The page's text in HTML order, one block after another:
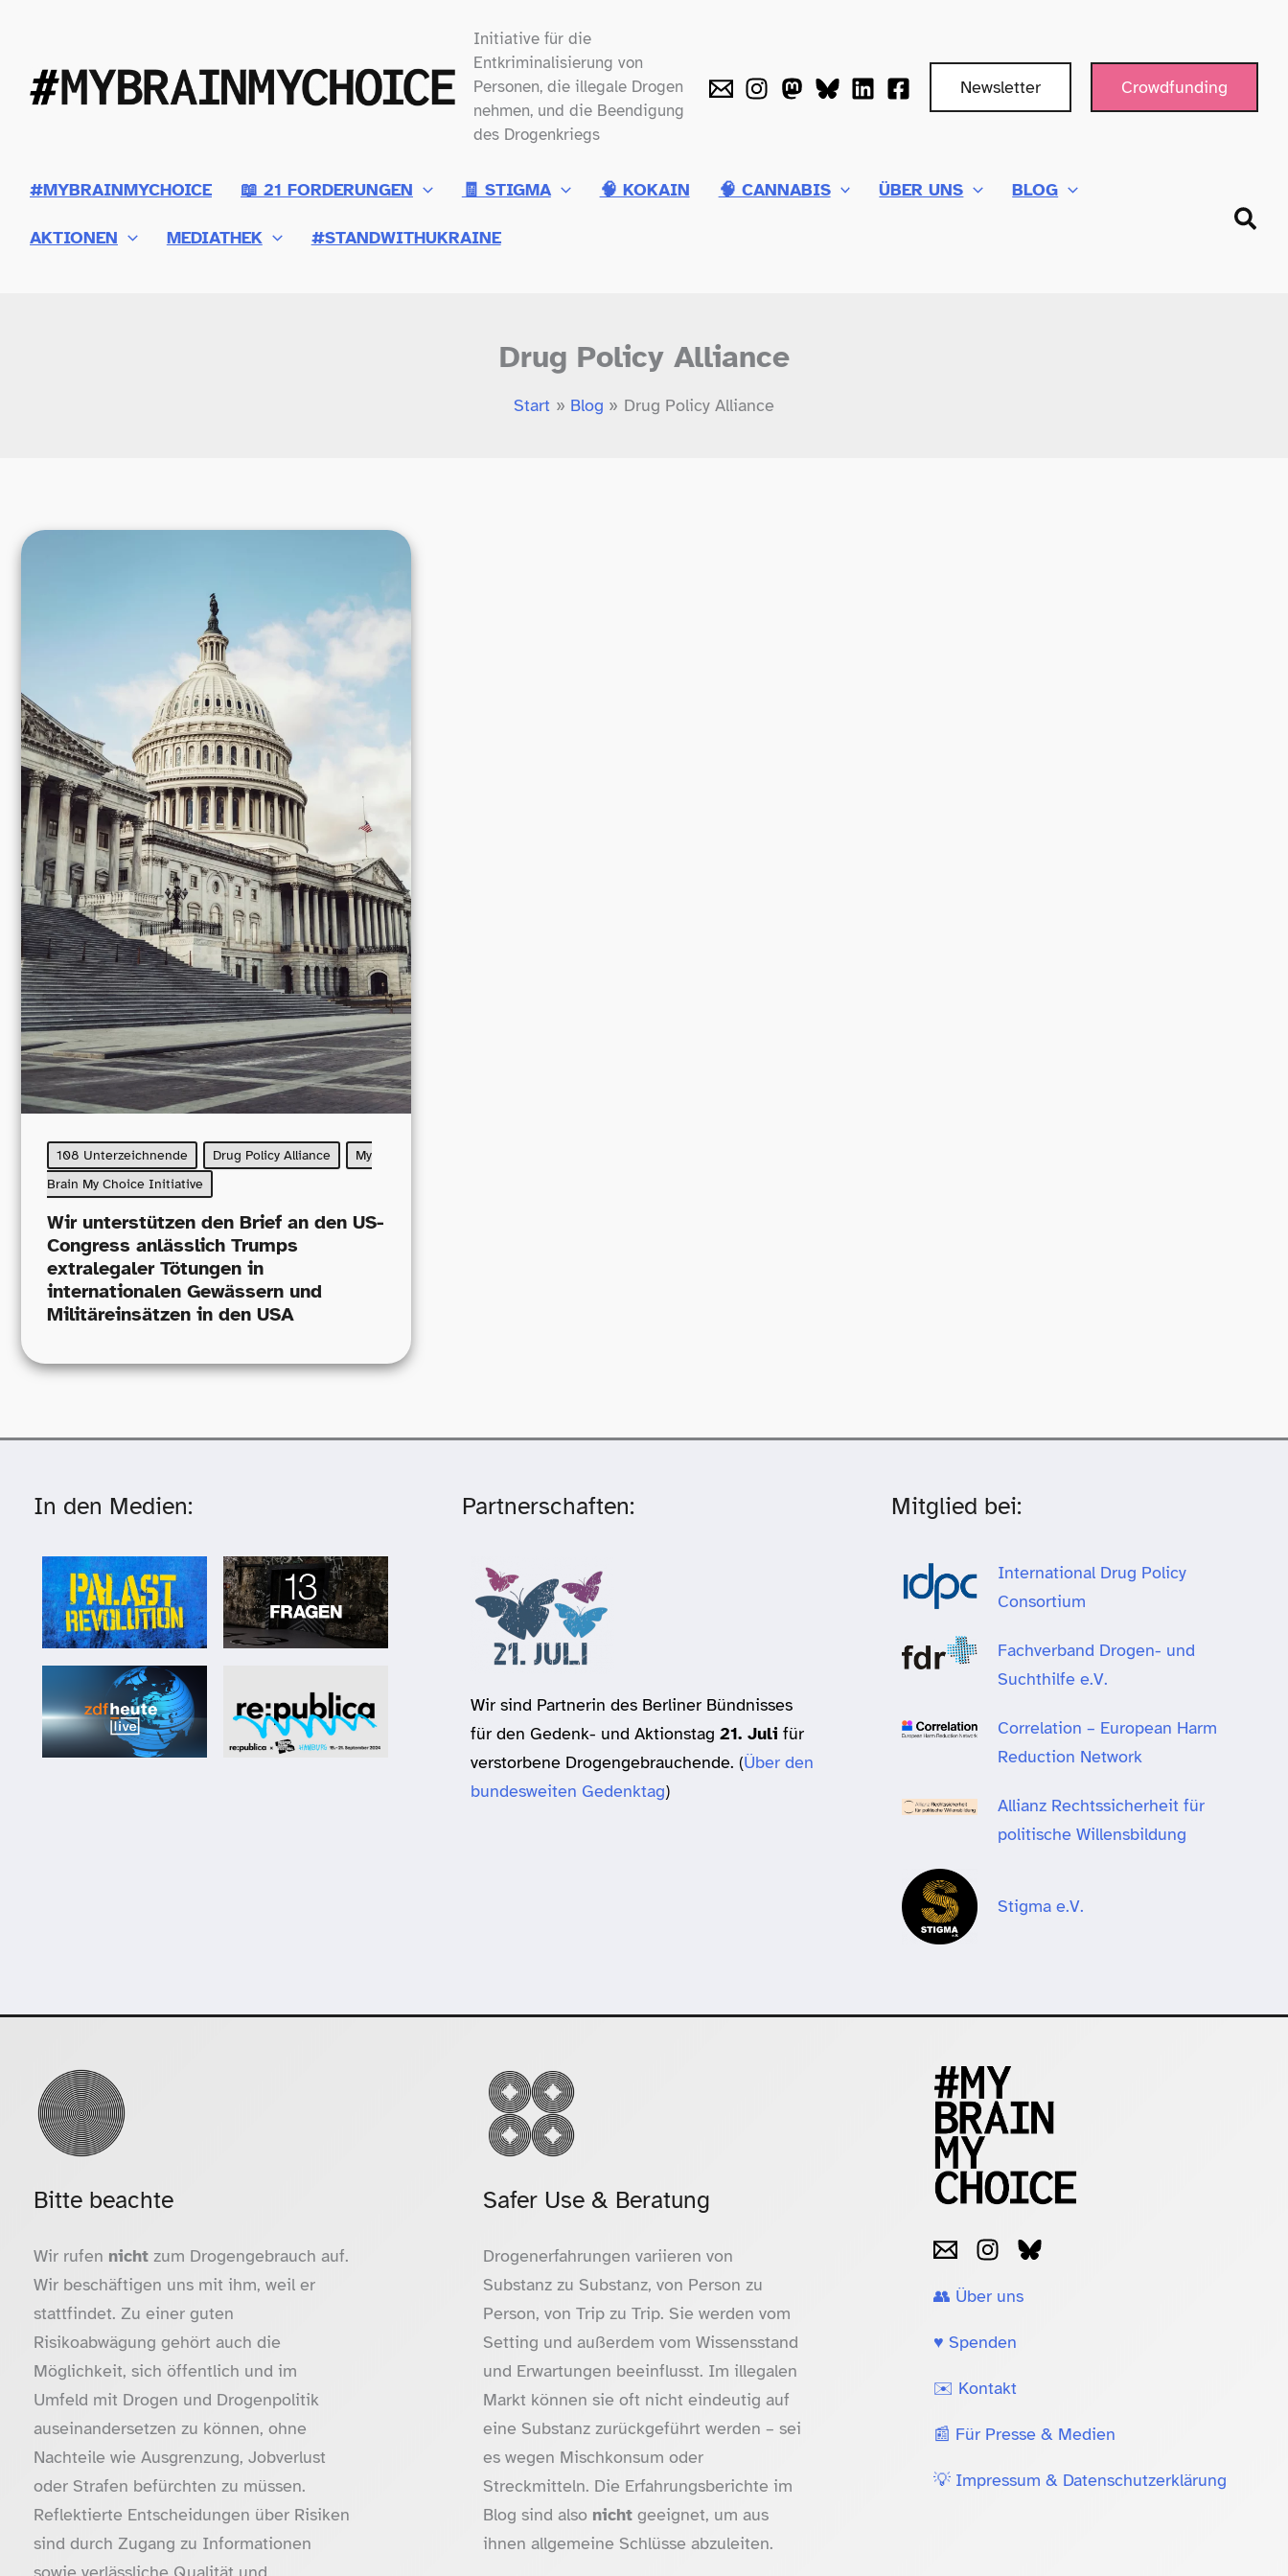
springen
Initiative für die
Entkriminalisierung von
Personen, die illegale Drogen
nehmen, und die Beendigung
des Drogenkriegs
Newsletter Crowdfunding
#MYBRAINMYCHOICE 📖 21 FORDERUNGEN 🧾 STIGMA 🧠 KOKAIN 🧠 CANNABIS ÜBER UNS BLOG
AKTIONEN MEDIATHEK #STANDWITHUKRAINE
Drug Policy Alliance
Start Blog Drug Policy Alliance
108 Unterzeichnende Drug Policy Alliance
My
Brain My Choice Initiative
Wir unterstützen den Brief an den US-​
Congress anlässlich Trumps
extralegaler Tötungen in
internationalen Gewässern und
Militäreinsätzen in den USA
In den Medien: Partnerschaften:
Wir sind Partnerin des Berliner Bündnisses
für den Gedenk- und Aktionstag21. Juli für
verstorbene Drogengebrauchende. (Über den
bundesweiten Gedenktag)
Mitglied bei:
International Drug Policy
Consortium
Fachverband Drogen- und
Suchthilfe e.V.
Correlation – European Harm
Reduction Network
Allianz Rechtssicherheit für
politische Willensbildung
Stigma e.V.
Bitte beachte
Wir rufen nicht zum Drogengebrauch auf.
Wir beschäftigen uns mit ihm, weil er
stattfindet. Zu einer guten
Risikoabwägung gehört auch die
Möglichkeit, sich öffentlich und im
Umfeld mit Drogen und Drogenpolitik
auseinandersetzen zu können, ohne
Nachteile wie Ausgrenzung, Jobverlust
oder Strafen befürchten zu müssen.
Reflektierte Entscheidungen über Risiken
sind durch Zugang zu Informationen
Safer Use & Beratung
Drogenerfahrungen variieren von
Substanz zu Substanz, von Person zu
Person, von Trip zu Trip. Sie werden vom
Setting und außerdem vom Wissensstand
und Erwartungen beeinflusst. Im illegalen
Markt können sie oft nicht eindeutig auf
eine Substanz zurückgeführt werden – sei
es wegen Mischkonsum oder
Streckmitteln. Die Erfahrungsberichte im
Blog sind also nicht geeignet, um aus
ihnen allgemeine Schlüsse abzuleiten.
👥 Über uns
♥️ Spenden
✉️ Kontakt
📰 Für Presse & Medien
💡 Impressum & Datenschutzerklärung